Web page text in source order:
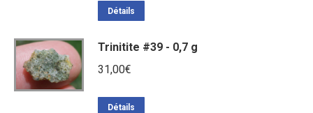
Détails
Trinitite #39 - 0,7 g
31,00€
Détails